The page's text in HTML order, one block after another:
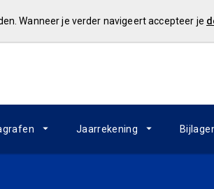
Wanneer je verder navigeert accepteer je
Jaarrekening